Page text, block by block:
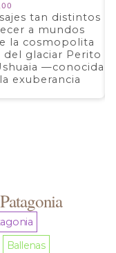
de
precios:
desde
$ 2.690,00
hasta
$ 5.350,00
tan distintos
a mundos
la cosmopolita
del glaciar Perito
—conocida
exuberancia
Ballenas